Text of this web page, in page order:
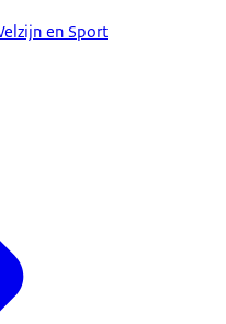
en Sport